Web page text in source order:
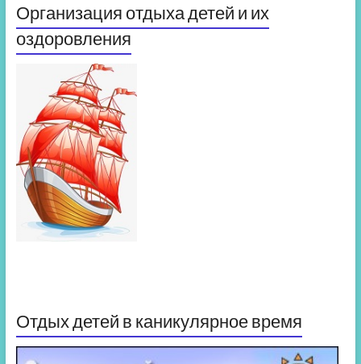
Организация отдыха детей и их
оздоровления
Отдых детей в каникулярное время